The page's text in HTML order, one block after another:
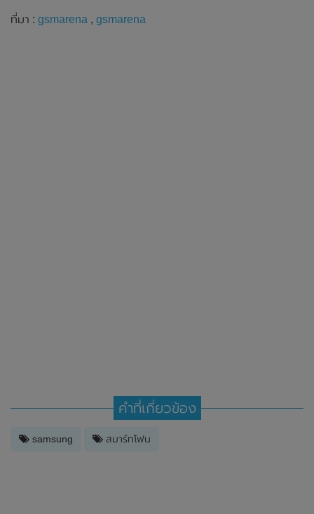
ที่มา : gsmarena , gsmarena
คำที่เกี่ยวข้อง
samsung สมาร์ทโฟน